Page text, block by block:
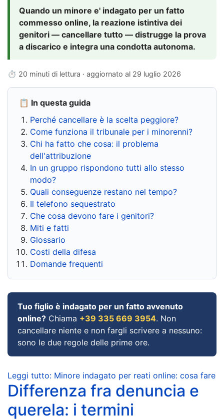
Quando un minore e' indagato per un fatto
commesso online, la reazione istintiva dei
genitori — cancellare tutto — distrugge la prova
a discarico e integra una condotta autonoma.
⏱ 20 minuti di lettura · aggiornato al 29 luglio 2026
📋 In questa guida
Perché cancellare è la scelta peggiore?
Come funziona il tribunale per i minorenni?
Chi ha fatto che cosa: il problema
dell'attribuzione
In un gruppo rispondono tutti allo stesso
modo?
Quali conseguenze restano nel tempo?
Il telefono sequestrato
Che cosa devono fare i genitori?
Miti e fatti
Glossario
Costi della difesa
Domande frequenti
Tuo figlio è indagato per un fatto avvenuto
online? Chiama +39 335 669 3954. Non
cancellare niente e non fargli scrivere a nessuno:
sono le due regole delle prime ore.
Leggi tutto: Minore indagato per reati online: cosa fare
Differenza fra denuncia e
querela: i termini